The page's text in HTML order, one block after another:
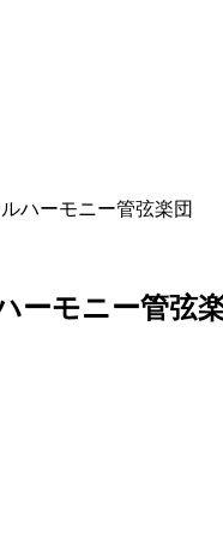
ハーモニー管弦楽団
ーモニー管弦